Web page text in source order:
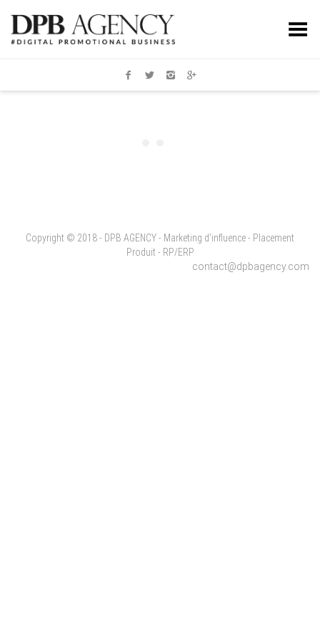
Toggle Menu
Copyright © 2018 - DPB AGENCY - Marketing d'influence - Placement
Produit - RP/ERP
contact@dpbagency.com